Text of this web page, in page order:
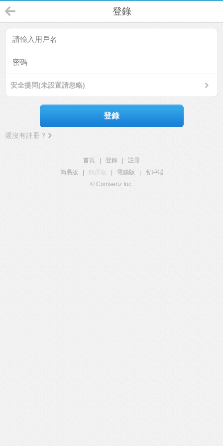
登錄
安全提問(未設置請忽略)
登錄
還沒有註冊？
首頁 登錄
註冊
簡易版
觸屏版 電腦版
客戶端
© Comsenz Inc.